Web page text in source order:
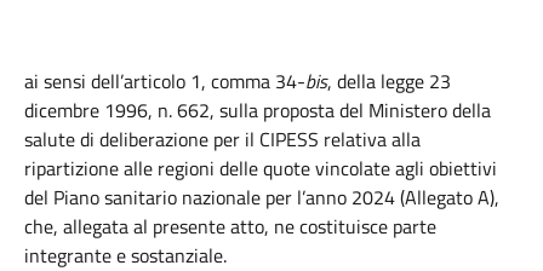
ai sensi dell’articolo 1, comma 34-bis, della legge 23
dicembre 1996, n. 662, sulla proposta del Ministero della
salute di deliberazione per il CIPESS relativa alla
ripartizione alle regioni delle quote vincolate agli obiettivi
del Piano sanitario nazionale per l’anno 2024 (Allegato A),
che, allegata al presente atto, ne costituisce parte
integrante e sostanziale.